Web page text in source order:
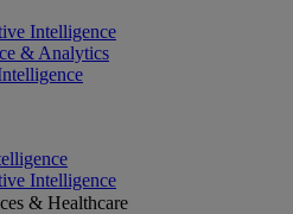
Intelligence
& Analytics
Intelligence
& Healthcare